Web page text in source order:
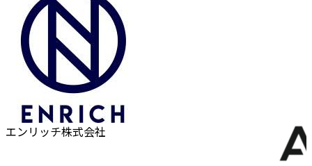
エンリッチ株式会社